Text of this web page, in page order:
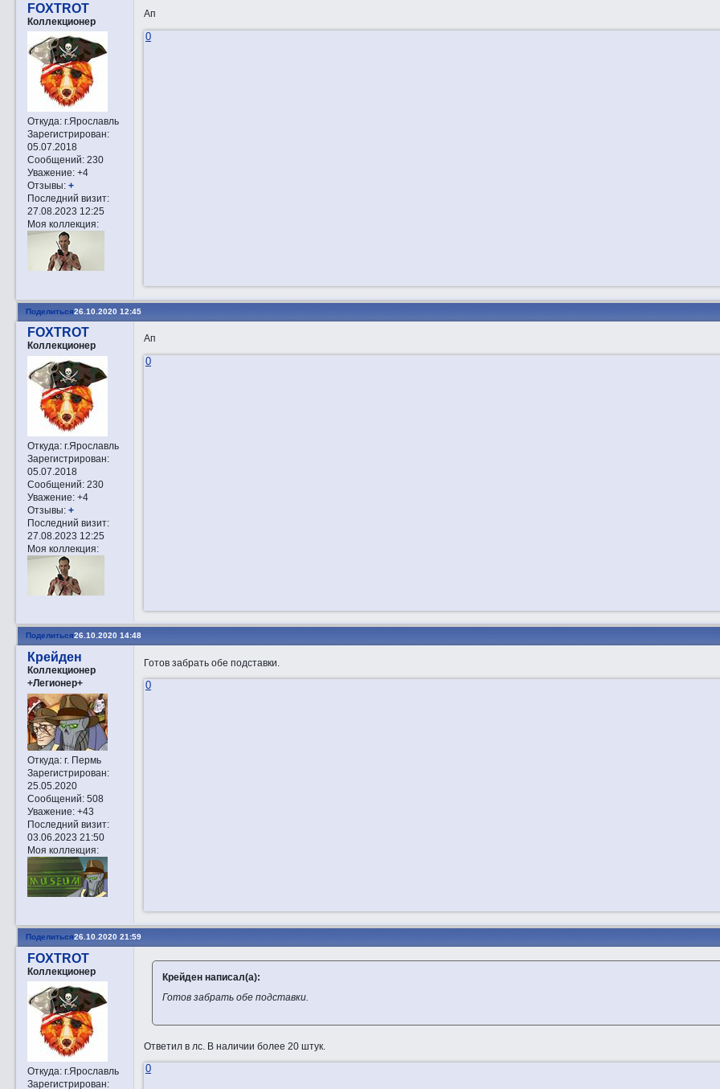
FOXTROT
Коллекционер
Откуда:г.Ярославль
Зарегистрирован:
05.07.2018
Сообщений:230
Уважение: +4
Отзывы: +
Последний визит:
27.08.2023 12:25
Моя коллекция:
Ап
0
Поделиться26.10.2020 12:45
FOXTROT
Коллекционер
Откуда:г.Ярославль
Зарегистрирован:
05.07.2018
Сообщений:230
Уважение: +4
Отзывы: +
Последний визит:
27.08.2023 12:25
Моя коллекция:
Ап
0
Поделиться26.10.2020 14:48
Крейден
Коллекционер
+Легионер+
Откуда:г. Пермь
Зарегистрирован:
25.05.2020
Сообщений:508
Уважение: +43
Последний визит:
03.06.2023 21:50
Моя коллекция:
Готов забрать обе подставки.
0
Поделиться26.10.2020 21:59
FOXTROT
Коллекционер
Откуда:г.Ярославль
Зарегистрирован:
Крейден написал(а):
Готов забрать обе подставки.
Ответил в лс. В наличии более 20 штук.
0